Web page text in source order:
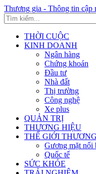
Thương gia - Thông tin cập
THỜI CUỘC
KINH DOANH
Ngân hàng
Chứng khoán
Đầu tư
Nhà đất
Thị trường
Công nghệ
Xe plus
QUẢN TRỊ
THƯƠNG HIỆU
THẾ GIỚI
Gương mặt nổi
Quốc tế
SỨC KHỎE